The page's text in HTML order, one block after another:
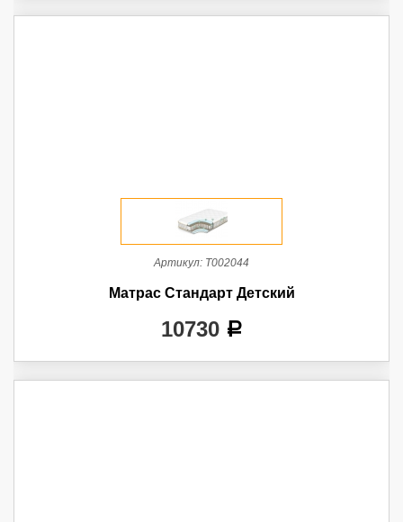
Артикул: Т002044
Матрас Стандарт Детский
10730 a